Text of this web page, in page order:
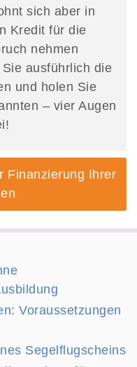
sich aber in
Kredit für die
nehmen
ausführlich die
und holen Sie
– vier Augen
Finanzierung Ihrer
Voraussetzungen
Segelflugscheins